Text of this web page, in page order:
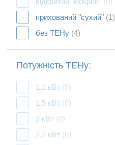
прихований "сухий" (1)
без ТЕНу (4)
Потужність ТЕНу:
1,1 кВт (0)
1,5 кВт (0)
2 кВт (0)
2,2 кВт (0)